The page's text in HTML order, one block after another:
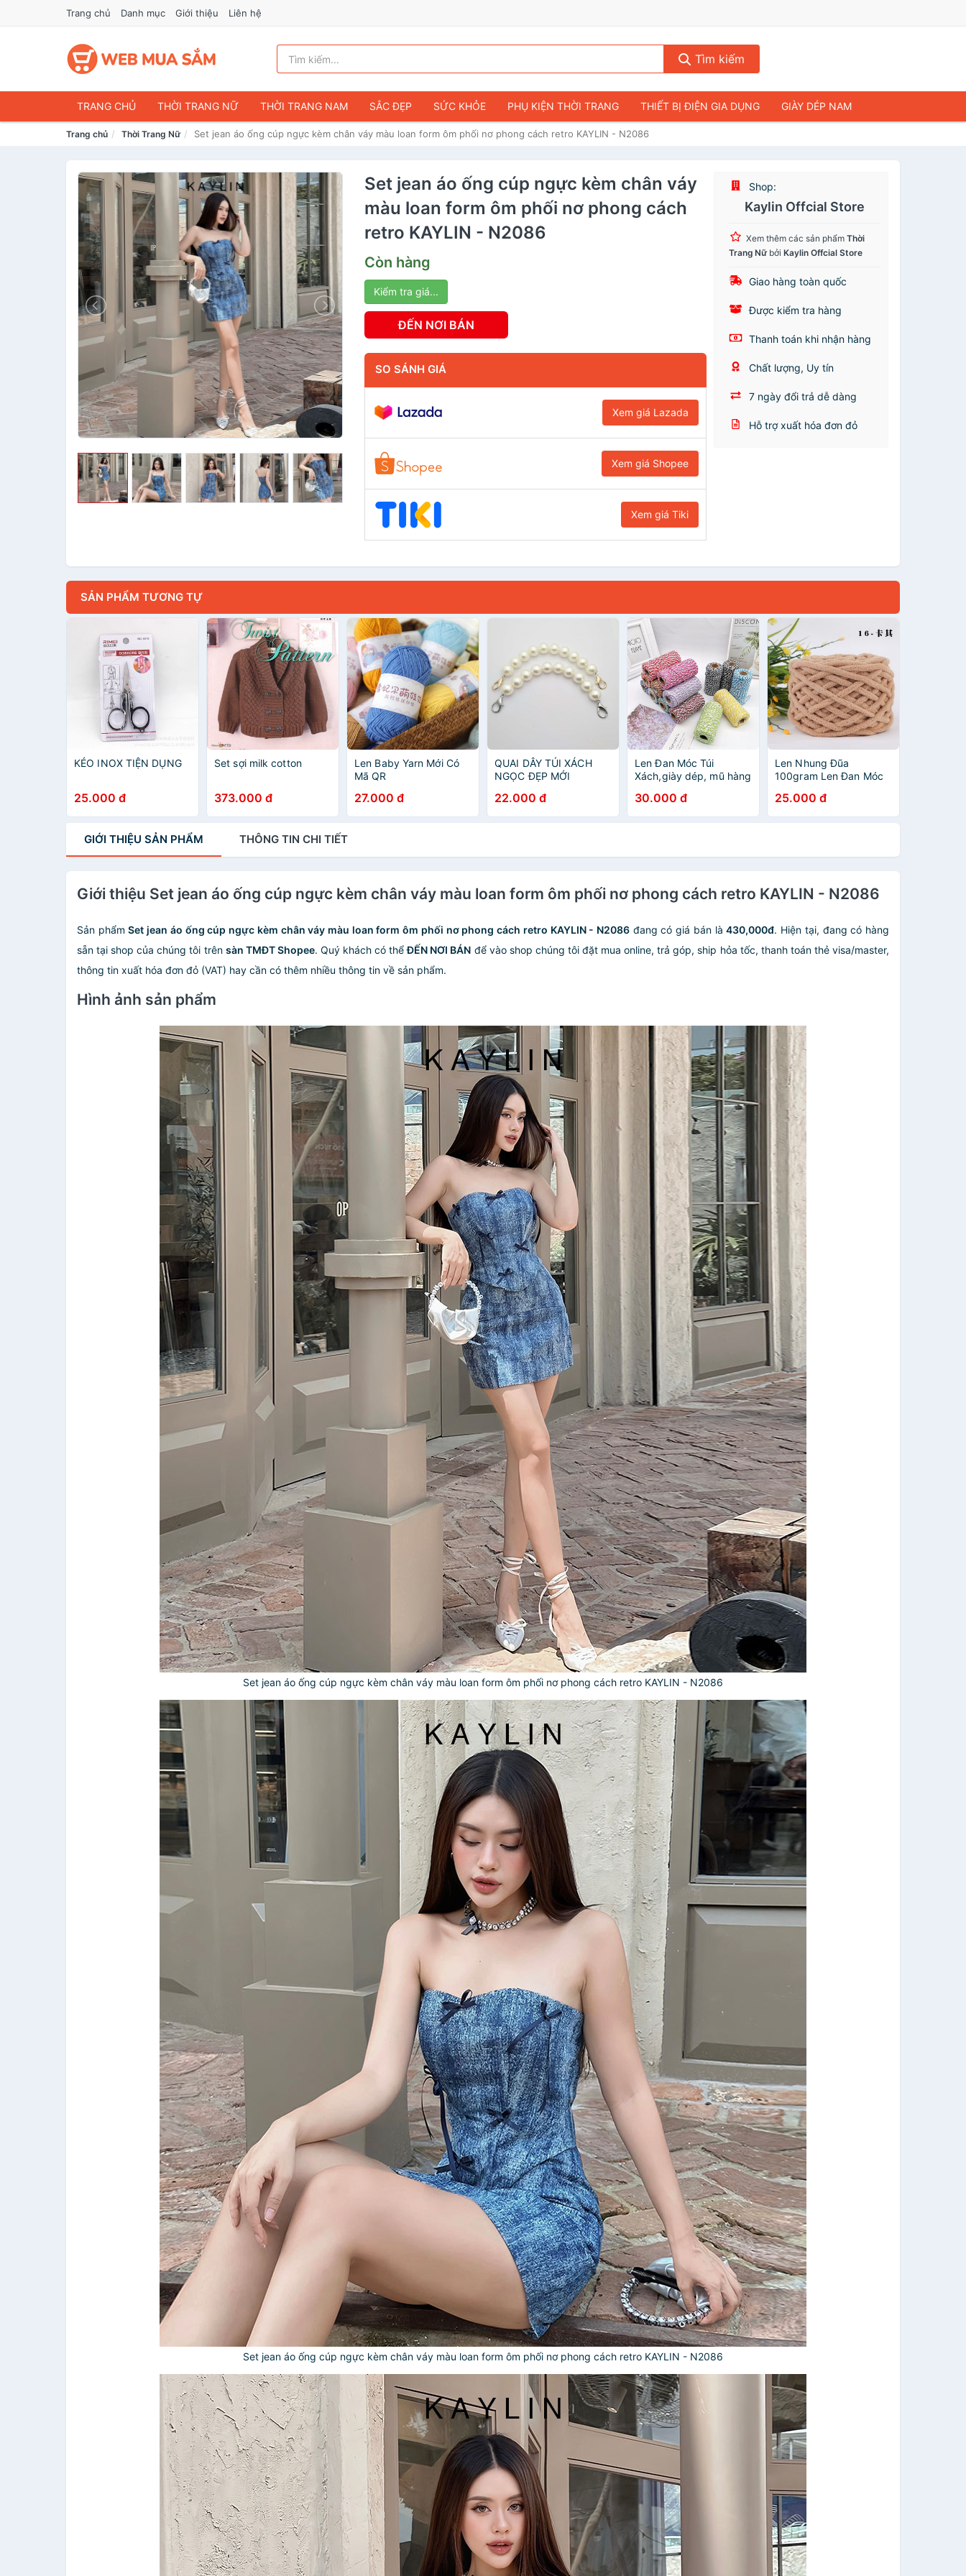
Trang chủ Danh mục Giới thiệu Liên hệ
Tìm kiếm
TRANG CHỦ THỜI TRANG NỮ THỜI TRANG NAM SẮC ĐẸP SỨC KHỎE PHỤ KIỆN THỜI TRANG THIẾT BỊ ĐIỆN GIA DỤNG GIÀY DÉP NAM
ĐIỆN THOẠI & PHỤ KIỆN DU LỊCH & HÀNH LÝ TÚI VÍ NỮ GIÀY DÉP NỮ TÚI VÍ NAM ĐỒNG HỒ THIẾT BỊ ÂM THANH
THỂ THAO & DÃ NGOẠI VĂN PHÒNG PHẨM SỞ THÍCH & SƯU TẦM MÔ TÔ, XE MÁY MÁY TÍNH & LAPTOP
VOUCHER & DỊCH VỤ
Trang chủ Thời Trang Nữ Set jean áo ống cúp ngực kèm chân váy màu loan form ôm phối nơ phong cách retro KAYLIN - N2086
Set jean áo ống cúp ngực kèm chân váy
màu loan form ôm phối nơ phong cách
retro KAYLIN - N2086
Còn hàng
Kiểm tra giá...
ĐẾN NƠI BÁN
SO SÁNH GIÁ
Xem giá Lazada
Xem giá Shopee
Xem giá Tiki
Shop:
Kaylin Offcial Store
Xem thêm các sản phẩmThời
Trang NữbởiKaylin Offcial Store
Giao hàng toàn quốc
Được kiểm tra hàng
Thanh toán khi nhận hàng
Chất lượng, Uy tín
7 ngày đổi trả dễ dàng
Hỗ trợ xuất hóa đơn đỏ
SẢN PHẨM TƯƠNG TỰ
KÉO INOX TIỆN DỤNG
25.000 đ
Set sợi milk cotton
373.000 đ
Len Baby Yarn Mới Có
Mã QR
27.000 đ
QUAI DÂY TÚI XÁCH
NGỌC ĐẸP MỚI
22.000 đ
Len Đan Móc Túi
Xách,giày dép, mũ hàng
30.000 đ
Len Nhung Đũa
100gram Len Đan Móc
25.000 đ
GIỚI THIỆU SẢN PHẨM THÔNG TIN CHI TIẾT
Giới thiệu Set jean áo ống cúp ngực kèm chân váy màu loan form ôm phối nơ phong cách retro KAYLIN - N2086
Sản phẩmSet jean áo ống cúp ngực kèm chân váy màu loan form ôm phối nơ phong cách retro KAYLIN - N2086 đang có giá bán là430,000đ. Hiện tại, đang có hàng
sẵn tại shop của chúng tôi trên sàn TMĐT Shopee. Quý khách có thểĐẾN NƠI BÁN để vào shop chúng tôi đặt mua online, trả góp, ship hỏa tốc, thanh toán thẻ visa/master,
thông tin xuất hóa đơn đỏ (VAT) hay cần có thêm nhiều thông tin về sản phẩm.
Hình ảnh sản phẩm
Set jean áo ống cúp ngực kèm chân váy màu loan form ôm phối nơ phong cách retro KAYLIN - N2086
Set jean áo ống cúp ngực kèm chân váy màu loan form ôm phối nơ phong cách retro KAYLIN - N2086